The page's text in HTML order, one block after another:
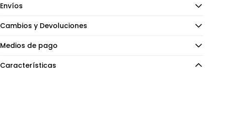
Envíos
Cambios y Devoluciones
Medios de pago
Características